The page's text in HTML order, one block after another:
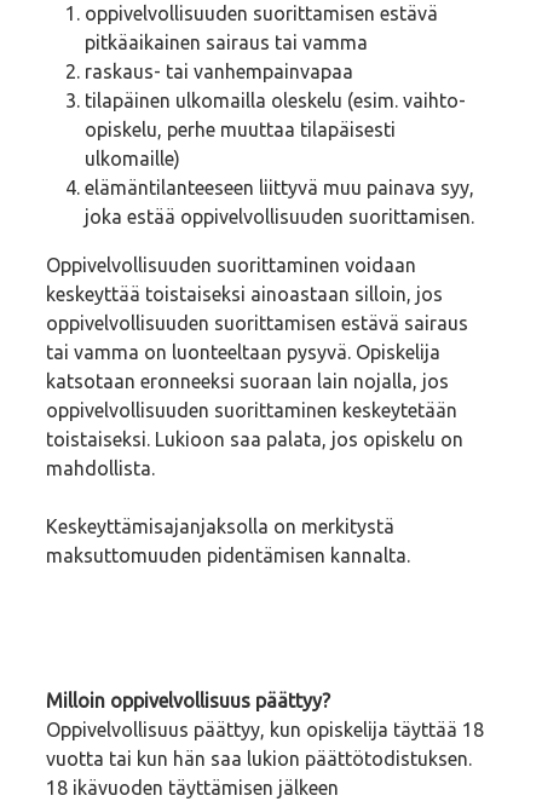
oppivelvollisuuden suorittamisen estävä
pitkäaikainen sairaus tai vamma
raskaus- tai vanhempainvapaa
tilapäinen ulkomailla oleskelu (esim. vaihto-
opiskelu, perhe muuttaa tilapäisesti
ulkomaille)
elämäntilanteeseen liittyvä muu painava syy,
joka estää oppivelvollisuuden suorittamisen.
Oppivelvollisuuden suorittaminen voidaan
keskeyttää toistaiseksi ainoastaan silloin, jos
oppivelvollisuuden suorittamisen estävä sairaus
tai vamma on luonteeltaan pysyvä. Opiskelija
katsotaan eronneeksi suoraan lain nojalla, jos
oppivelvollisuuden suorittaminen keskeytetään
toistaiseksi. Lukioon saa palata, jos opiskelu on
mahdollista.
Keskeyttämisajanjaksolla on merkitystä
maksuttomuuden pidentämisen kannalta.
Milloin oppivelvollisuus päättyy?
Oppivelvollisuus päättyy, kun opiskelija täyttää 18
vuotta tai kun hän saa lukion päättötodistuksen.
18 ikävuoden täyttämisen jälkeen